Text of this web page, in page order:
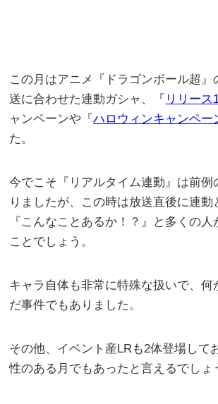
この月はアニメ『ドラゴンボール超』
送に合わせた連動ガシャ、『 リリース
ャンペーンや『ハロウィンキャンペー
た。
今でこそ『リアルタイム連動』は前例
りましたが、この時は放送直後に連動
『こんなことあるか！？』と多くの
ことでしょう。
キャラ自体も非常に特殊な扱いで、何
だ事件でもありました。
その他、イベント産LRも2体登場して
性のある月でもあったと言えるでしょ